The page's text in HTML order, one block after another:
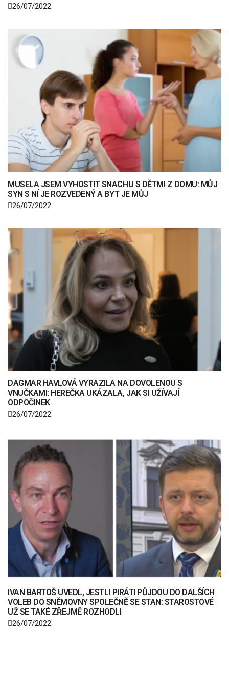
26/07/2022
MUSELA JSEM VYHOSTIT SNACHU S DĚTMI Z DOMU: MŮJ
SYN S NÍ JE ROZVEDENÝ A BYT JE MŮJ
26/07/2022
DAGMAR HAVLOVÁ VYRAZILA NA DOVOLENOU S
VNUČKAMI: HEREČKA UKÁZALA, JAK SI UŽÍVAJÍ
ODPOČINEK
26/07/2022
IVAN BARTOŠ UVEDL, JESTLI PIRÁTI PŮJDOU DO DALŠÍCH
VOLEB DO SNĚMOVNY SPOLEČNĚ SE STAN: STAROSTOVÉ
UŽ SE TAKÉ ZŘEJMĚ ROZHODLI
26/07/2022